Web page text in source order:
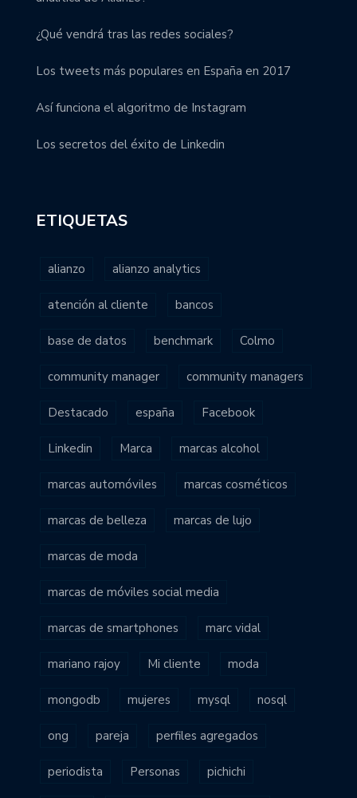
¿Qué vendrá tras las redes sociales?
Los tweets más populares en España en 2017
Así funciona el algoritmo de Instagram
Los secretos del éxito de Linkedin
ETIQUETAS
alianzo alianzo analytics
atención al cliente bancos
base de datos benchmark Colmo
community manager community managers
Destacado españa Facebook
Linkedin Marca marcas alcohol
marcas automóviles marcas cosméticos
marcas de belleza marcas de lujo
marcas de moda
marcas de móviles social media
marcas de smartphones marc vidal
mariano rajoy Mi cliente moda
mongodb mujeres mysql nosql
ong pareja perfiles agregados
periodista Personas pichichi